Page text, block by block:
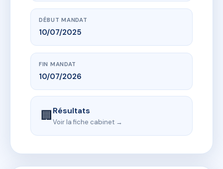
DÉBUT MANDAT
10/07/2025
FIN MANDAT
10/07/2026
🏢Résultats
Voir la fiche cabinet →